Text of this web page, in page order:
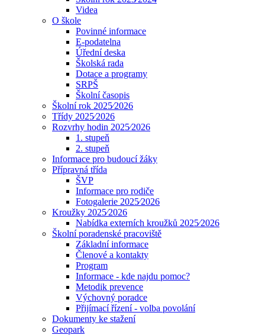
Videa
O škole
Povinné informace
E-podatelna
Úřední deska
Školská rada
Dotace a programy
SRPŠ
Školní časopis
Školní rok 2025⁄2026
Třídy 2025⁄2026
Rozvrhy hodin 2025⁄2026
1. stupeň
2. stupeň
Informace pro budoucí žáky
Přípravná třída
ŠVP
Informace pro rodiče
Fotogalerie 2025⁄2026
Kroužky 2025⁄2026
Nabídka externích kroužků 2025⁄2026
Školní poradenské pracoviště
Základní informace
Členové a kontakty
Program
Informace - kde najdu pomoc?
Metodik prevence
Výchovný poradce
Přijímací řízení - volba povolání
Dokumenty ke stažení
Geopark